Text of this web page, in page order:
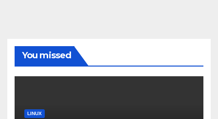
You missed
LINUX